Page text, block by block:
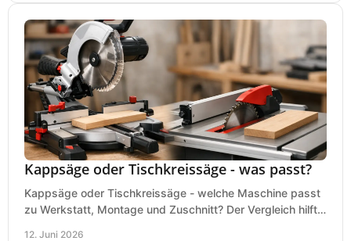
Kappsäge oder Tischkreissäge - was passt?
Kappsäge oder Tischkreissäge - welche Maschine passt
zu Werkstatt, Montage und Zuschnitt? Der Vergleich hilft
12. Juni 2026